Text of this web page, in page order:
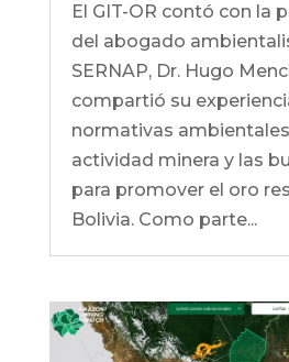
El GIT-OR contó con la
del abogado
SERNAP, Dr. Hugo
compartió su
normativas
actividad minera y las
para promover el oro
Bolivia. Como parte...